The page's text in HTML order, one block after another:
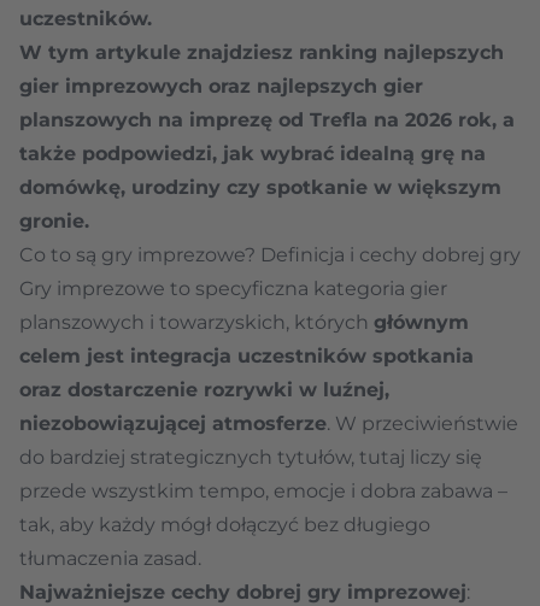
uczestników.
W tym artykule znajdziesz ranking najlepszych
gier imprezowych oraz najlepszych gier
planszowych na imprezę od Trefla na 2026 rok, a
także podpowiedzi, jak wybrać idealną grę na
domówkę, urodziny czy spotkanie w większym
gronie.
Co to są gry imprezowe? Definicja i cechy dobrej gry
Gry imprezowe to specyficzna kategoria gier
planszowych i towarzyskich, których głównym
celem jest integracja uczestników spotkania
oraz dostarczenie rozrywki w luźnej,
niezobowiązującej atmosferze. W przeciwieństwie
do bardziej strategicznych tytułów, tutaj liczy się
przede wszystkim tempo, emocje i dobra zabawa –
tak, aby każdy mógł dołączyć bez długiego
tłumaczenia zasad.
Najważniejsze cechy dobrej gry imprezowej: